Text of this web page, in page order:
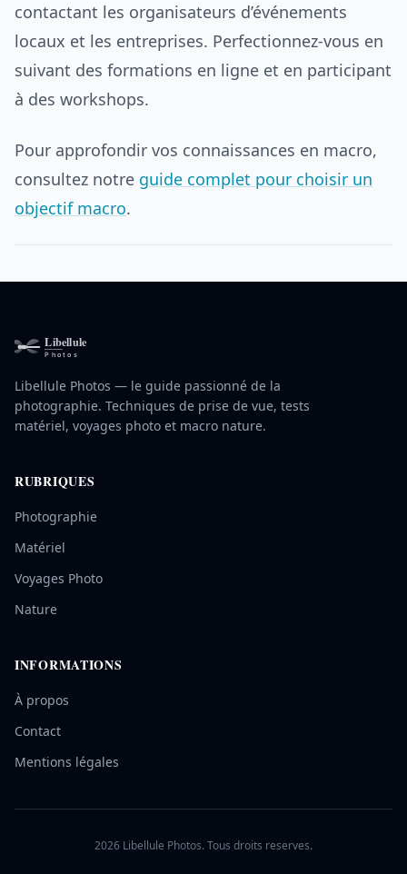
contactant les organisateurs d’événements
locaux et les entreprises. Perfectionnez-vous en
suivant des formations en ligne et en participant
à des workshops.
Pour approfondir vos connaissances en macro,
consultez notre guide complet pour choisir un
objectif macro.
Libellule Photos — le guide passionné de la
photographie. Techniques de prise de vue, tests
matériel, voyages photo et macro nature.
RUBRIQUES
Photographie
Matériel
Voyages Photo
Nature
INFORMATIONS
À propos
Contact
Mentions légales
2026 Libellule Photos. Tous droits reserves.